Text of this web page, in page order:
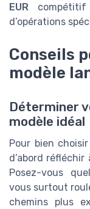
EUR
d’opérations
Conseils
modèle
Déterminer
modèle idéal
Pour bien
d’abord
Posez-vous
vous surtout
chemins plus